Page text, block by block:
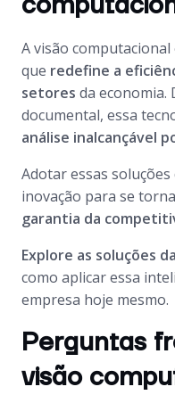
A visão
que redefine a
setores da economia.
documental, essa
análise inalcançável
Adotar essas
inovação para se
garantia da
Explore as soluções
como aplicar essa
empresa hoje mesmo.
Perguntas
visão